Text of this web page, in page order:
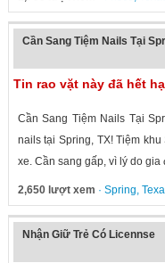
Cần Sang Tiệm Nails Tại
Tin rao vặt này đã hết
Cần Sang Tiệm Nails Tại
nails tại Spring, TX! Tiệm
xe. Cần sang gấp, vì lý do gia
2,650 lượt xem · Spring,
Nhận Giữ Trẻ Có Licennse